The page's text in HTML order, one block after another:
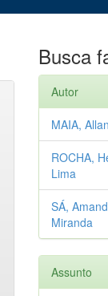
Busca
Autor
MAIA,
ROCHA,
Lima
SÁ,
Miranda
Assunto